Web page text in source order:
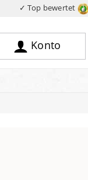
✓ Top bewertet
Konto